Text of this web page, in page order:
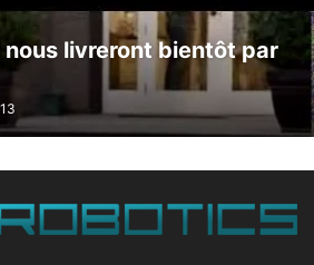
nous livreront bientôt par